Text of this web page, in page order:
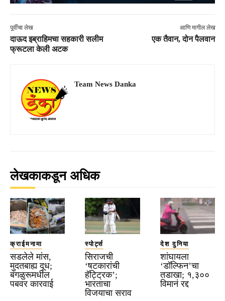
पूर्वीचा लेख
दाऊद इब्राहिमचा सहकारी सलीम
फ्रूटला केली अटक
आणि मागील लेख
एक तैवान, दोन पैलवान
Team News Danka
लेखकाकडून अधिक
क्राईमनामा
सडलेले मांस,
मुदतबाह्य दूध;
बंगळुरूमधील
पबवर कारवाई
स्पोर्ट्स
सिराजची
‘षटकारांची
हॅट्ट्रिक’;
भारताचा
विजयाचा सराव
देश दुनिया
शांघायला
‘डॉल्फिन’चा
तडाखा; १,३००
विमानं रद्द